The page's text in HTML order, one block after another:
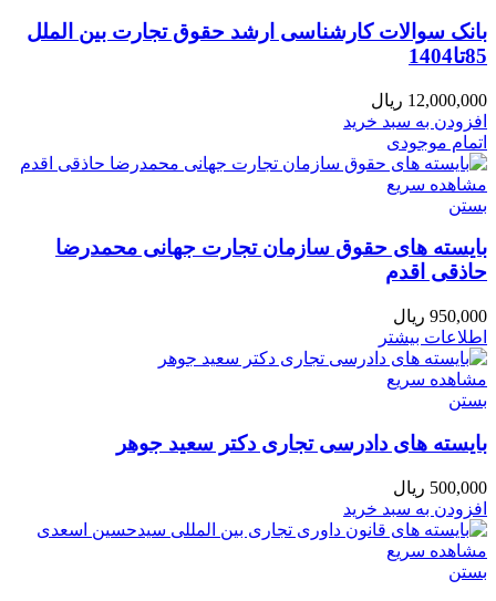
بانک سوالات کارشناسی ارشد حقوق تجارت بین الملل
85تا1404
12,000,000 ریال
افزودن به سبد خرید
اتمام موجودی
مشاهده سریع
بستن
بایسته های حقوق سازمان تجارت جهانی محمدرضا
حاذقی اقدم
950,000 ریال
اطلاعات بیشتر
مشاهده سریع
بستن
بایسته های دادرسی تجاری دکتر سعید جوهر
500,000 ریال
افزودن به سبد خرید
مشاهده سریع
بستن